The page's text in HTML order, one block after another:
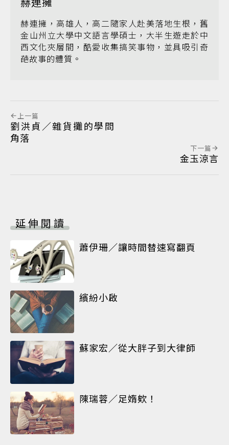
赫連擁，高雄人，高二隨家人赴美落地生根，舊
金山州立大學中文語言學碩士，大半生遊走於中
西文化夾層間，酷愛收集搞笑事物，並具吸引奇
葩故事的體質。
上一篇
劉洪貞／雜貨攤的學問
角落
下一篇
金玉涼言
延伸閱讀
蕭伊珊／讓時間替速寫翻頁
繽紛小啟
蘇家宏／從大胖子到大律師
陳瑞蓉／足媠欸！